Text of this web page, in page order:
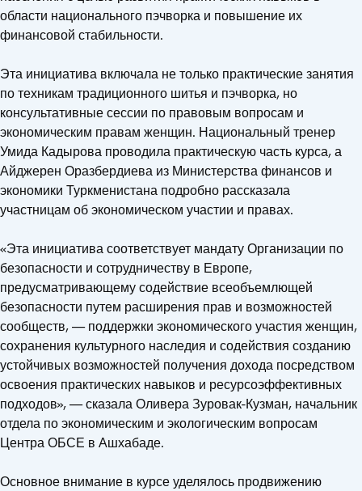
области национального пэчворка и повышение их
финансовой стабильности.
Эта инициатива включала не только практические занятия
по техникам традиционного шитья и пэчворка, но
консультативные сессии по правовым вопросам и
экономическим правам женщин. Национальный тренер
Умида Кадырова проводила практическую часть курса, а
Айджерен Оразбердиева из Министерства финансов и
экономики Туркменистана подробно рассказала
участницам об экономическом участии и правах.
«Эта инициатива соответствует мандату Организации по
безопасности и сотрудничеству в Европе,
предусматривающему содействие всеобъемлющей
безопасности путем расширения прав и возможностей
сообществ, — поддержки экономического участия женщин,
сохранения культурного наследия и содействия созданию
устойчивых возможностей получения дохода посредством
освоения практических навыков и ресурсоэффективных
подходов», — сказала Оливера Зуровак-Кузман, начальник
отдела по экономическим и экологическим вопросам
Центра ОБСЕ в Ашхабаде.
Основное внимание в курсе уделялось продвижению